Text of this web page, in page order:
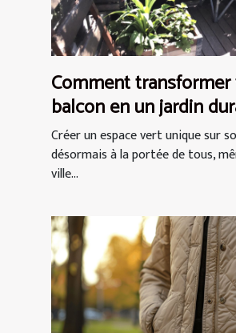
Comment
balcon en un jardin
chic
Créer un espace vert unique sur
désormais à la portée de tous,
ville...